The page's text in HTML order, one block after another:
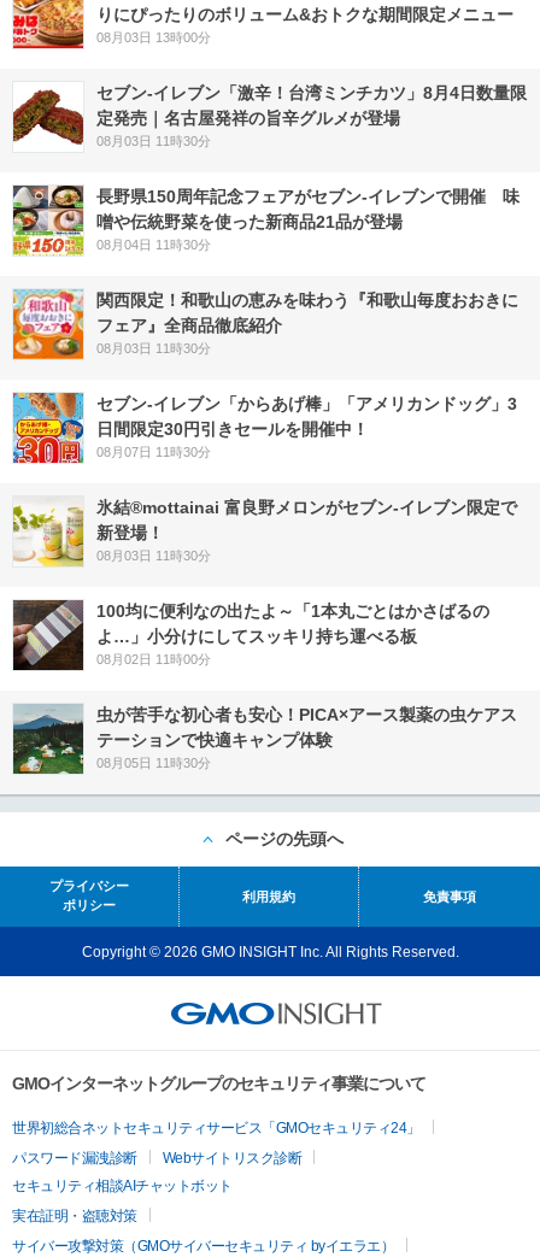
りにぴったりのボリューム&おトクな期間限定メニュー
08月03日 13時00分
セブン-イレブン「激辛！台湾ミンチカツ」8月4日数量限
定発売｜名古屋発祥の旨辛グルメが登場
08月03日 11時30分
長野県150周年記念フェアがセブン-イレブンで開催 味
噌や伝統野菜を使った新商品21品が登場
08月04日 11時30分
関西限定！和歌山の恵みを味わう『和歌山毎度おおきに
フェア』全商品徹底紹介
08月03日 11時30分
セブン‐イレブン「からあげ棒」「アメリカンドッグ」3
日間限定30円引きセールを開催中！
08月07日 11時30分
氷結®mottainai 富良野メロンがセブン‐イレブン限定で
新登場！
08月03日 11時30分
100均に便利なの出たよ～「1本丸ごとはかさばるの
よ…」小分けにしてスッキリ持ち運べる板
08月02日 11時00分
虫が苦手な初心者も安心！PICA×アース製薬の虫ケアス
テーションで快適キャンプ体験
08月05日 11時30分
ページの先頭へ
プライバシー
ポリシー
利用規約 免責事項
Copyright © 2026 GMO INSIGHT Inc. All Rights Reserved.
GMOインターネットグループのセキュリティ事業について
世界初総合ネットセキュリティサービス「GMOセキュリティ24」
パスワード漏洩診断
Webサイトリスク診断
セキュリティ相談AIチャットボット
実在証明・盗聴対策
サイバー攻撃対策（GMOサイバーセキュリティ byイエラエ）